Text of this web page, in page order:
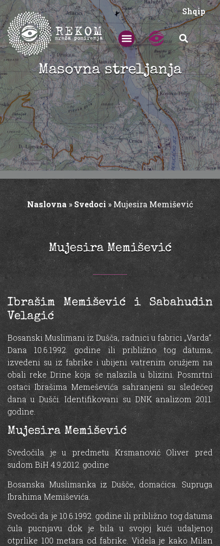
Shqip
Masovna streljanja
Naslovna»Svedoci » Mujesira Memišević
Mujesira Memišević
Ibrašim Memišević i Sabahudin
Velagić
Bosanski Muslimani iz Dušča, radnici u fabrici „Varda“.
Dana 10.6.1992. godine ili približno tog datuma,
izvedeni su iz fabrike i ubijeni vatrenim oružjem na
obali reke Drine koja se nalazila u blizini. Posmrtni
ostaci Ibrašima Memeševića sahranjeni su sledećeg
dana u Dušči. Identifikovani su DNK analizom 2011.
godine.
Mujesira Memišević
Svedočila je u predmetu Krsmanović Oliver pred
sudom BiH 4.9.2012. godine
Bosanska Muslimanka iz Dušče, domaćica. Supruga
Ibrahima Memiševića.
Svedoči da je 10.6.1992. godine ili približno tog datuma
čula pucnjavu dok je bila u svojoj kući udaljenoj
otprlike 100 metara od fabrike. Videla je kako Milan